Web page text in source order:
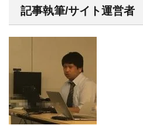
記事執筆/サイト運営者